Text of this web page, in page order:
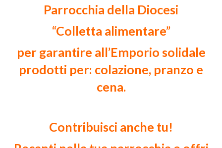
Parrocchia della Diocesi
“Colletta alimentare”
per garantire all’Emporio solidale
prodotti per: colazione, pranzo e
cena.
Contribuisci anche tu!